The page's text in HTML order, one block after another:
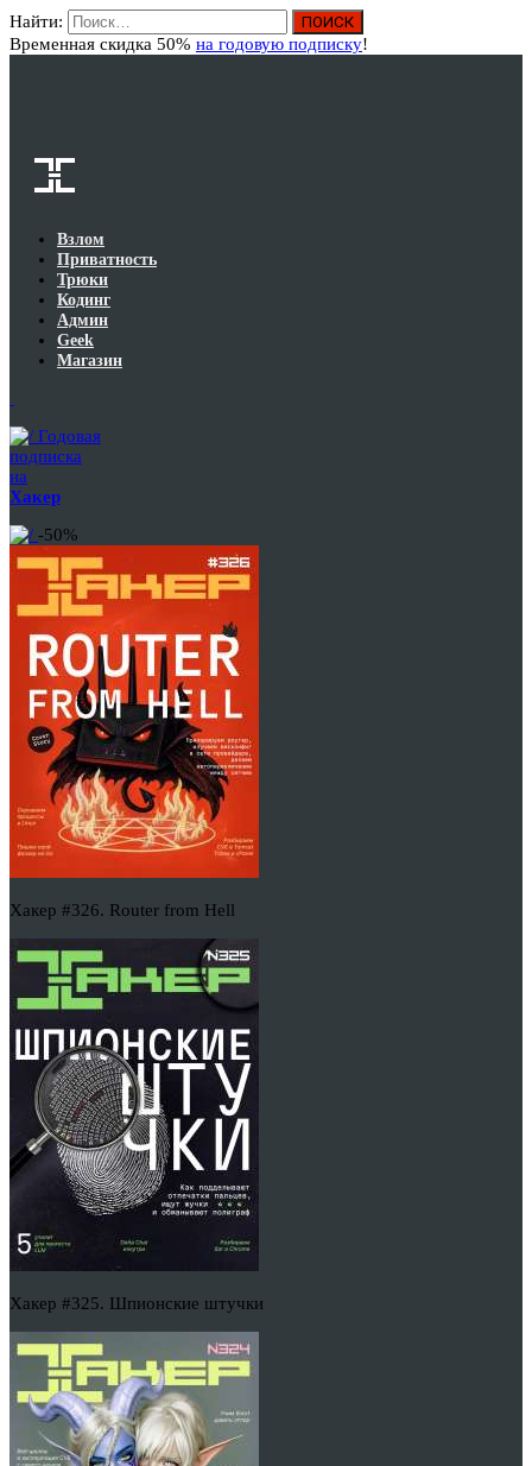
Найти:
Временная скидка 50% на годовую подписку!
Взлом
Приватность
Трюки
Кодинг
Админ
Geek
Магазин
Годовая
подписка
на
Хакер
-50%
Хакер #326. Router from Hell
Хакер #325. Шпионские штучки